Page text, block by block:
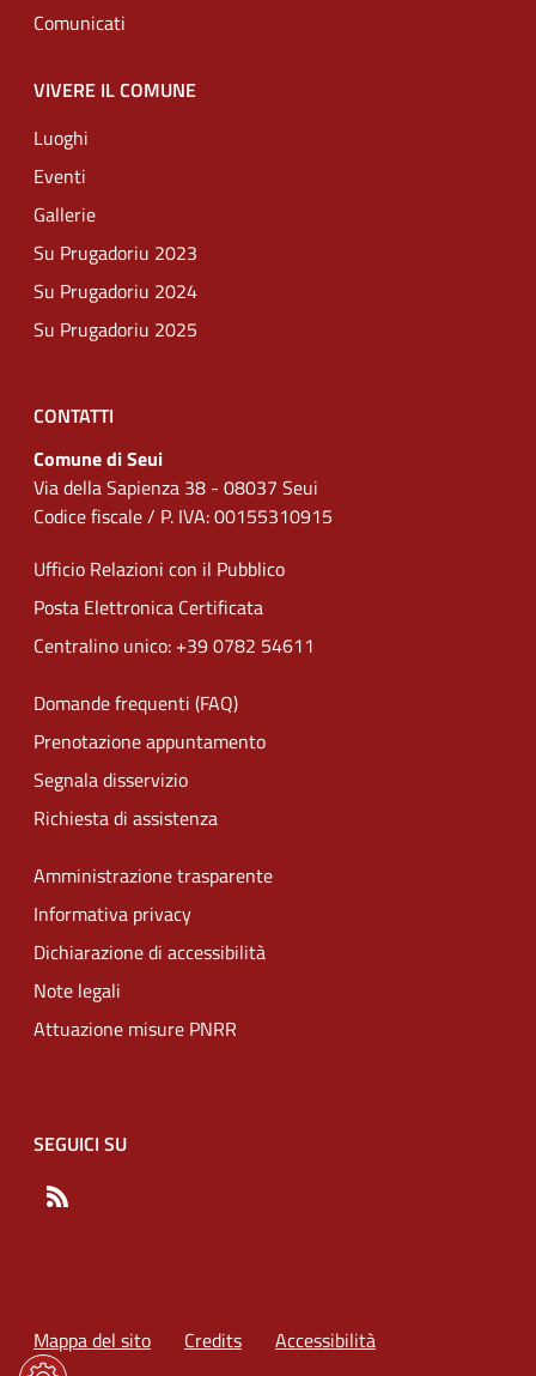
Comunicati
VIVERE IL COMUNE
Luoghi
Eventi
Gallerie
Su Prugadoriu 2023
Su Prugadoriu 2024
Su Prugadoriu 2025
CONTATTI
Comune di Seui
Via della Sapienza 38 - 08037 Seui
Codice fiscale / P. IVA: 00155310915
Ufficio Relazioni con il Pubblico
Posta Elettronica Certificata
Centralino unico: +39 0782 54611
Domande frequenti (FAQ)
Prenotazione appuntamento
Segnala disservizio
Richiesta di assistenza
Amministrazione trasparente
Informativa privacy
Dichiarazione di accessibilità
Note legali
Attuazione misure PNRR
SEGUICI SU
Mappa del sito Credits Accessibilità